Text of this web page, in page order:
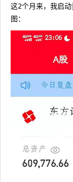
这2个月来，我启动
图：